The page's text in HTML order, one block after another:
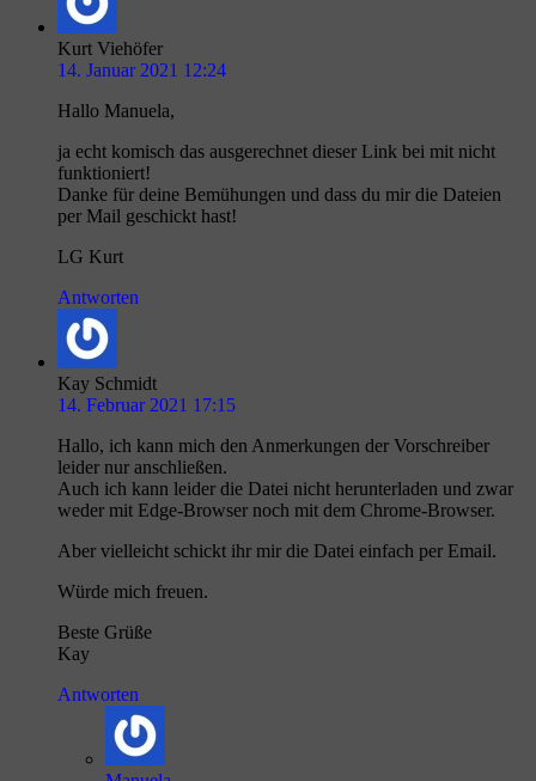
Kurt Viehöfer
14. Januar 2021 12:24
Hallo Manuela,
ja echt komisch das ausgerechnet dieser Link bei mit nicht
funktioniert!
Danke für deine Bemühungen und dass du mir die Dateien
per Mail geschickt hast!
LG Kurt
Antworten
Kay Schmidt
14. Februar 2021 17:15
Hallo, ich kann mich den Anmerkungen der Vorschreiber
leider nur anschließen.
Auch ich kann leider die Datei nicht herunterladen und zwar
weder mit Edge-Browser noch mit dem Chrome-Browser.
Aber vielleicht schickt ihr mir die Datei einfach per Email.
Würde mich freuen.
Beste Grüße
Kay
Antworten